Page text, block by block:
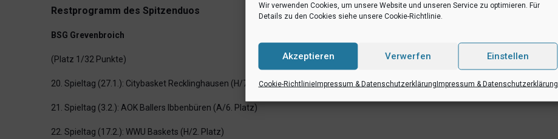
Wir verwenden Cookies, um unsere Website und unseren Service zu optimieren. Für
Details zu den Cookies siehe unsere Cookie-Richtlinie.
Akzeptieren Verwerfen Einstellen
Cookie-RichtlinieImpressum & DatenschutzerklärungImpressum & Datenschutzerklärung
Restprogramm des Spitzenduos
BSG Grevenbroich
(Platz 1/32 Punkte)
20. Spieltag (27.1.): Citybasket Recklinghausen (H/7. Platz)
21. Spieltag (3.2.): AOK Ballers Ibbenbüren (A/6. Platz)
22. Spieltag (17.2.): WWU Baskets (H/2. Platz)